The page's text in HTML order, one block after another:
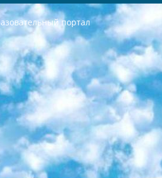
портал
Минюста от 20 марта 2008 года № 1778 государственной регистрации) «Итоговое состояние учащихся общего среднего образования на основании положения об утверждении положения об аттестации общего среднего образования выпускной экзамен студентов в образовательных учреждениях в 2023-2024 учебном году В целях организации и прохождения аттестации приказываю: 1. Следующее: перечень предметов, по которым будет проводиться итоговая государственная аттестация и экзамен формы перевода согласно приложению 1; сертификаты международного образца, оценивающие уровень владения иностранными языками перечень согласно приложению 2; 2. Педагогический при специализированных образовательных учреждениях. научно-практический центр квалификации и международной оценки (Д.Давидова) 2024 г. До 25 марта: задания по предметам, по которым будет проводиться итоговая аттестация разработка и утверждение технических условий; итоговая аттестация на основании разработанного предметного задания разработка вопросов по предметам (устно и письменно), экзамен передача; общеобразовательные средние школы и специальные учебные заведения учащиеся выпускных классов школ и интернатов в агентской системе подготовка базы данных экзаменационных материалов и критериев оценки; перевод базы экзаменационных материалов на все языки обучения подать в Республиканский образовательный центр для изготовления; варианты экзаменов на основе разработанных контрольных материалов пусть будут поставлены задачи формирования. 3. Республиканский образовательный центр (Ш.Худайкулов) до 5 апреля 2024 года. до: база данных предоставленных экзаменационных материалов на все языки обучения перевод и экспертиза; для слепых, слабовидящих, глухих, слабослышащих и умственно отсталых детей учащиеся выпускных классов специализированных школ и школ-интернатов база данных экзаменационных материалов на всех преподаваемых языках подготовка критериев оценки; специализированные школы для умственно отсталых детей и технологии для учащихся выпускных классов школ-интернатов разработка соответствующих рекомендаций и критериев проведения ЕГЭ по естествознанию давать задания. 4. Педагогический при специализированных образовательных учреждениях. Научно-практический центр навыков и международной оценки (Д.Давидова), Республика образовательный центр (Худайкулов Ш.) итоговый государственный аттестационный экзамен ориентирован на творческое и логическое мышление при подготовке базы материалов учитывать введение заданий. 5. Следует отметить, что: сертификат государственного образца о знании общеобразовательного предмета и как минимум национальный уровень B1 по предметам на иностранных языках, указанным в Приложении 2. или международно признанный сертификат эквивалентного уровня студенты,